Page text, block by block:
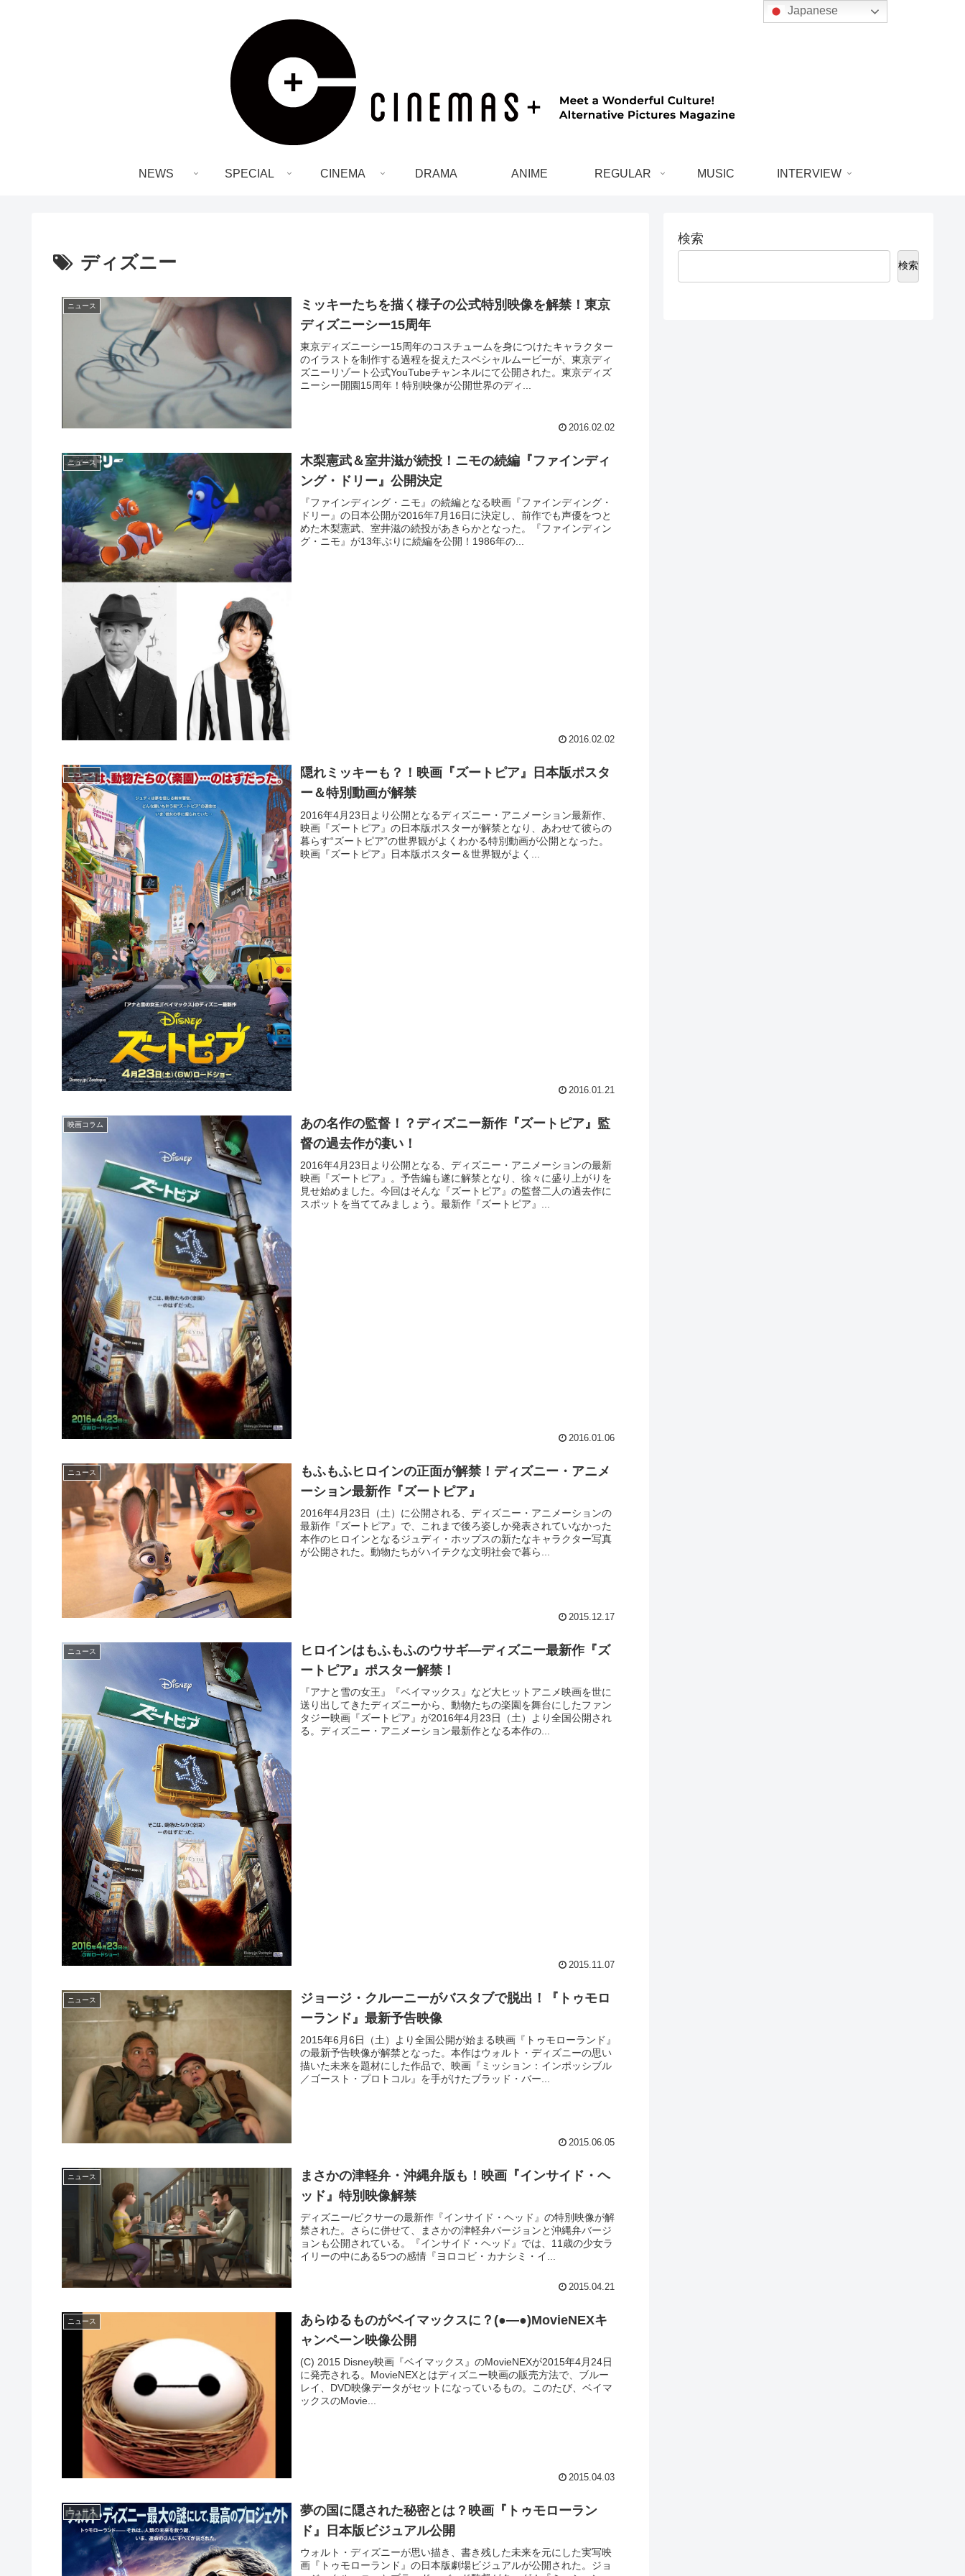
NEWS SPECIAL CINEMA DRAMA ANIME REGULAR MUSIC INTERVIEW
ディズニー
ニュース
ミッキーたちを描く様子の公式特別映像を解禁！東京
ディズニーシー15周年
東京ディズニーシー15周年のコスチュームを身につけたキャラクター
のイラストを制作する過程を捉えたスペシャルムービーが、東京ディ
ズニーリゾート公式YouTubeチャンネルにて公開された。東京ディズ
ニーシー開園15周年！特別映像が公開世界のディ...
2016.02.02
ニュース
木梨憲武＆室井滋が続投！ニモの続編『ファインディ
ング・ドリー』公開決定
『ファインディング・ニモ』の続編となる映画『ファインディング・
ドリー』の日本公開が2016年7月16日に決定し、前作でも声優をつと
めた木梨憲武、室井滋の続投があきらかとなった。『ファインディン
グ・ニモ』が13年ぶりに続編を公開！1986年の...
2016.02.02
ニュース
隠れミッキーも？！映画『ズートピア』日本版ポスタ
ー＆特別動画が解禁
2016年4月23日より公開となるディズニー・アニメーション最新作、
映画『ズートピア』の日本版ポスターが解禁となり、あわせて彼らの
暮らす“ズートピア”の世界観がよくわかる特別動画が公開となった。
映画『ズートピア』日本版ポスター＆世界観がよく...
2016.01.21
映画コラム
あの名作の監督！？ディズニー新作『ズートピア』監
督の過去作が凄い！
2016年4月23日より公開となる、ディズニー・アニメーションの最新
映画『ズートピア』。予告編も遂に解禁となり、徐々に盛り上がりを
見せ始めました。今回はそんな『ズートピア』の監督二人の過去作に
スポットを当ててみましょう。最新作『ズートピア』...
2016.01.06
ニュース
もふもふヒロインの正面が解禁！ディズニー・アニメ
ーション最新作『ズートピア』
2016年4月23日（土）に公開される、ディズニー・アニメーションの
最新作『ズートピア』で、これまで後ろ姿しか発表されていなかった
本作のヒロインとなるジュディ・ホップスの新たなキャラクター写真
が公開された。動物たちがハイテクな文明社会で暮ら...
2015.12.17
ニュース
ヒロインはもふもふのウサギ―ディズニー最新作『ズ
ートピア』ポスター解禁！
『アナと雪の女王』『ベイマックス』など大ヒットアニメ映画を世に
送り出してきたディズニーから、動物たちの楽園を舞台にしたファン
タジー映画『ズートピア』が2016年4月23日（土）より全国公開され
る。ディズニー・アニメーション最新作となる本作の...
2015.11.07
ニュース
ジョージ・クルーニーがバスタブで脱出！『トゥモロ
ーランド』最新予告映像
2015年6月6日（土）より全国公開が始まる映画『トゥモローランド』
の最新予告映像が解禁となった。本作はウォルト・ディズニーの思い
描いた未来を題材にした作品で、映画『ミッション：インポッシブル
／ゴースト・プロトコル』を手がけたブラッド・バー...
2015.06.05
ニュース
まさかの津軽弁・沖縄弁版も！映画『インサイド・ヘ
ッド』特別映像解禁
ディズニー/ピクサーの最新作『インサイド・ヘッド』の特別映像が解
禁された。さらに併せて、まさかの津軽弁バージョンと沖縄弁バージ
ョンも公開されている。『インサイド・ヘッド』では、11歳の少女ラ
イリーの中にある5つの感情『ヨロコビ・カナシミ・イ...
2015.04.21
ニュース
あらゆるものがベイマックスに？(●―●)MovieNEXキ
ャンペーン映像公開
(C) 2015 Disney映画『ベイマックス』のMovieNEXが2015年4月24日
に発売される。MovieNEXとはディズニー映画の販売方法で、ブルー
レイ、DVD映像データがセットになっているもの。このたび、ベイマ
ックスのMovie...
2015.04.03
ニュース
夢の国に隠された秘密とは？映画『トゥモローラン
ド』日本版ビジュアル公開
ウォルト・ディズニーが思い描き、書き残した未来を元にした実写映
画『トゥモローランド』の日本版劇場ビジュアルが公開された。ジョ
検索
検索
Japanese